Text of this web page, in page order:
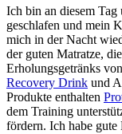
Ich bin an diesem
geschlafen und mein
mich in der Nacht
der guten Matratze,
Erholungsgetränks
Recovery Drink und
Produkte enthalten
dem Training
fördern. Ich habe gute